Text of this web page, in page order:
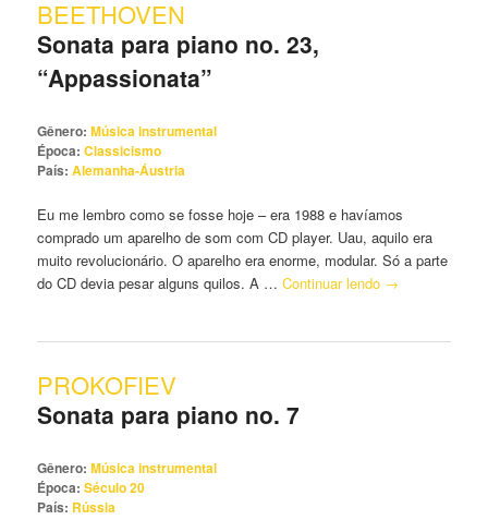
principal
secundário
BEETHOVEN
Sonata para piano no. 23,
“Appassionata”
Gênero: Música instrumental
Época: Classicismo
País: Alemanha-Áustria
Eu me lembro como se fosse hoje – era 1988 e havíamos
comprado um aparelho de som com CD player. Uau, aquilo era
muito revolucionário. O aparelho era enorme, modular. Só a parte
do CD devia pesar alguns quilos. A …Continuar lendo →
PROKOFIEV
Sonata para piano no. 7
Gênero: Música instrumental
Época: Século 20
País: Rússia